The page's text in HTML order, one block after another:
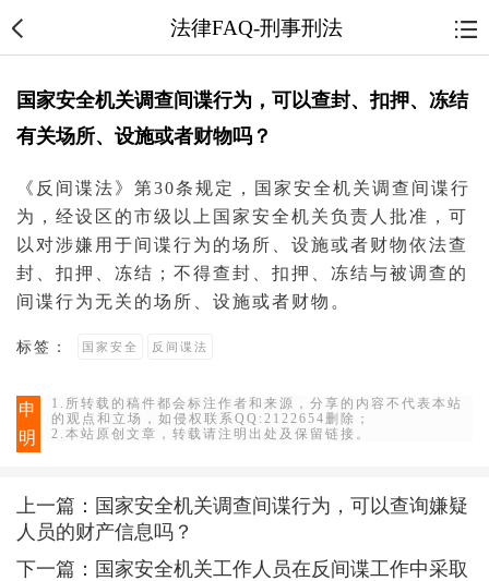
法律FAQ-刑事刑法
国家安全机关调查间谍行为，可以查封、扣押、冻结
有关场所、设施或者财物吗？
《 反间谍法》第30条规定， 国家安全机关调查 间谍行
为，经设区的市级以上国家安全机关负责人批准，可
以对涉嫌用于间谍行为的场所、设施或者财物依法查
封
、扣押、冻结；不得查封、扣押、冻结与被调查的
间谍行为无关的场所、设施或者财物。
标签： 国家安全 反间谍法
申
明
1.所转载的稿件都会标注作者和来源，分享的内容不代表本站
的观点和立场，如侵权联系QQ:2122654删除；
2.本站原创文章，转载请注明出处及保留链接。
上一篇： 国家安全机关调查间谍行为，可以查询嫌疑
人员的财产信息吗？
下一篇： 国家安全机关工作人员在反间谍工作中采取